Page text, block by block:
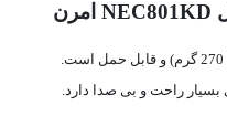
نبولایزر کمپرسوری کودک مدل NEC801KD امرن